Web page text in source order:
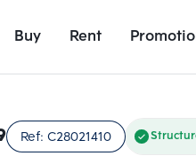
Buy Rent
Ref: C28021410